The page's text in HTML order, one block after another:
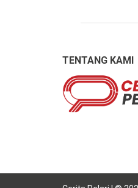
TENTANG KAMI